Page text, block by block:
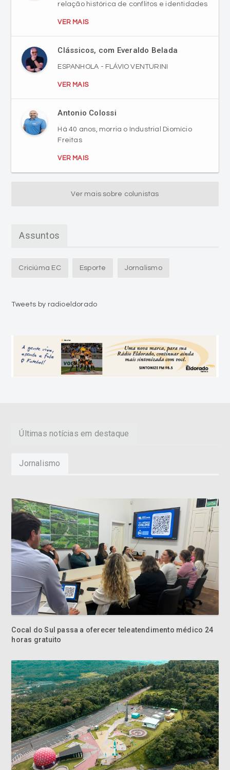
relação histórica de conflitos e identidades
VER MAIS
Clássicos, com Everaldo Belada
ESPANHOLA - FLÁVIO VENTURINI
VER MAIS
Antonio Colossi
Há 40 anos, morria o Industrial Diomício
Freitas
VER MAIS
Ver mais sobre colunistas
Assuntos
Criciúma EC Esporte Jornalismo
Tweets by radioeldorado
Últimas notícias em destaque
Jornalismo
Cocal do Sul passa a oferecer teleatendimento médico 24
horas gratuito